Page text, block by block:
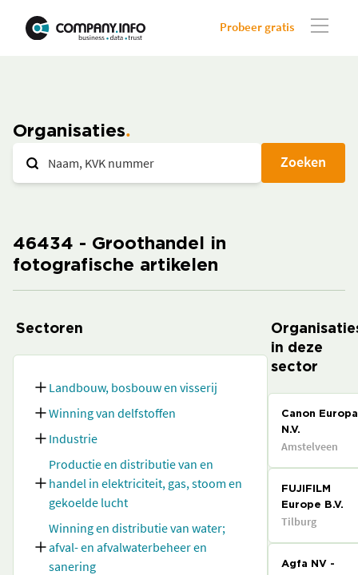
Probeer gratis
Organisaties
Zoeken
46434 - Groothandel in
fotografische artikelen
Sectoren
Landbouw, bosbouw en visserij
Winning van delfstoffen
Industrie
Productie en distributie van en
handel in elektriciteit, gas, stoom en
gekoelde lucht
Winning en distributie van water;
afval- en afvalwaterbeheer en
sanering
in deze
sector
Canon Europa
N.V.
Amstelveen
FUJIFILM
Europe B.V.
Tilburg
Agfa NV -